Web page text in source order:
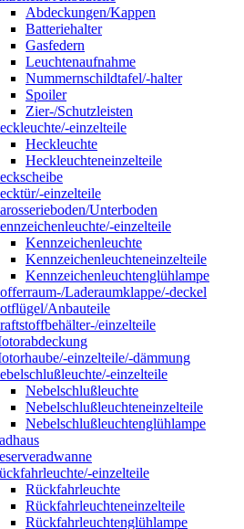
Abdeckungen/Kappen
Batteriehalter
Gasfedern
Leuchtenaufnahme
Nummernschildtafel/-halter
Spoiler
Zier-/Schutzleisten
einzelteile
Heckleuchte
Heckleuchteneinzelteile
einzelteile
Unterboden
einzelteile
Kennzeichenleuchte
Kennzeichenleuchteneinzelteile
Kennzeichenleuchtenglühlampe
Laderaumklappe/-deckel
Anbauteile
einzelteile
einzelteile/-dämmung
einzelteile
Nebelschlußleuchte
Nebelschlußleuchteneinzelteile
Nebelschlußleuchtenglühlampe
einzelteile
Rückfahrleuchte
Rückfahrleuchteneinzelteile
Rückfahrleuchtenglühlampe